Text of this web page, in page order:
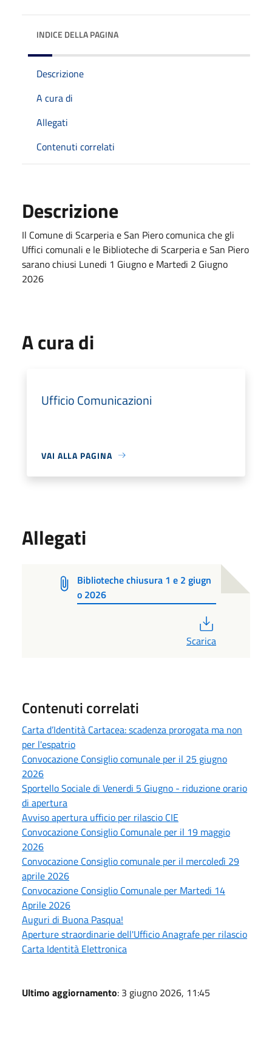
INDICE DELLA PAGINA
Descrizione
A cura di
Allegati
Contenuti correlati
Descrizione
Il Comune di Scarperia e San Piero comunica che gli
Uffici comunali e le Biblioteche di Scarperia e San Piero
sarano chiusi Lunedi 1 Giugno e Martedi 2 Giugno
2026
A cura di
Ufficio Comunicazioni
VAI ALLA PAGINA
Allegati
Biblioteche chiusura 1 e 2 giugn
o 2026
Scarica
Contenuti correlati
Carta d’Identità Cartacea: scadenza prorogata ma non
per l'espatrio
Convocazione Consiglio comunale per il 25 giugno
2026
Sportello Sociale di Venerdi 5 Giugno - riduzione orario
di apertura
Avviso apertura ufficio per rilascio CIE
Convocazione Consiglio Comunale per il 19 maggio
2026
Convocazione Consiglio comunale per il mercoledì 29
aprile 2026
Convocazione Consiglio Comunale per Martedi 14
Aprile 2026
Auguri di Buona Pasqua!
Aperture straordinarie dell'Ufficio Anagrafe per rilascio
Carta Identità Elettronica
Ultimo aggiornamento: 3 giugno 2026, 11:45